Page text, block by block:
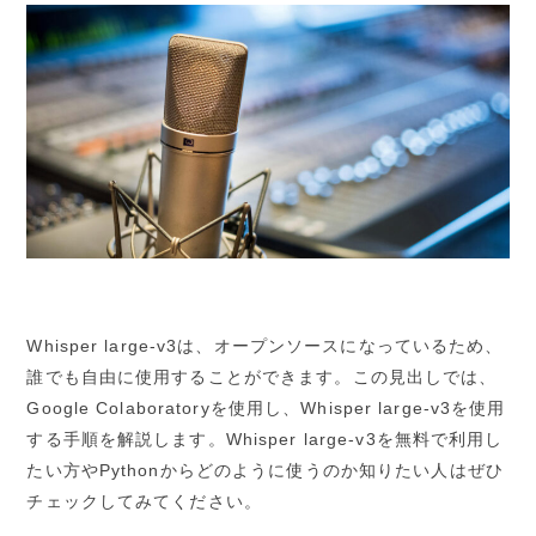
Whisper large-v3は、オープンソースになっているため、
誰でも自由に使用することができます。この見出しでは、
Google Colaboratoryを使用し、Whisper large-v3を使用
する手順を解説します。Whisper large-v3を無料で利用し
たい方やPythonからどのように使うのか知りたい人はぜひ
チェックしてみてください。